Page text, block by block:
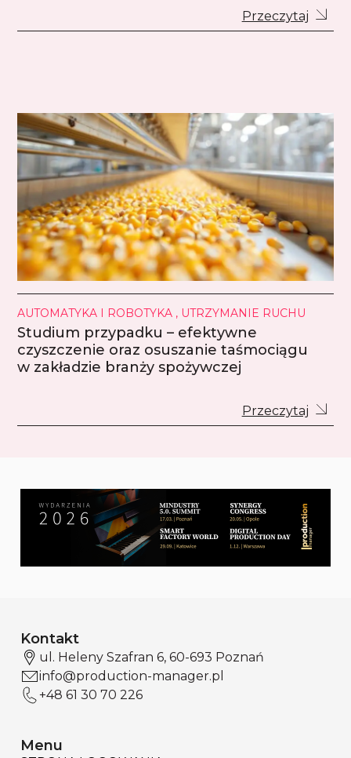
Przeczytaj
AUTOMATYKA I ROBOTYKA , UTRZYMANIE RUCHU
Studium przypadku – efektywne
czyszczenie oraz osuszanie taśmociągu
w zakładzie branży spożywczej
Przeczytaj
Kontakt
ul. Heleny Szafran 6, 60-693 Poznań
info@production-manager.pl
+48 61 30 70 226
Menu